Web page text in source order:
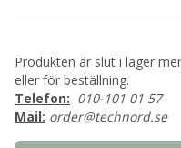
Produkten är slut i lager
eller för beställning.
Telefon: 010-101 01 57
Mail: order@technord.se